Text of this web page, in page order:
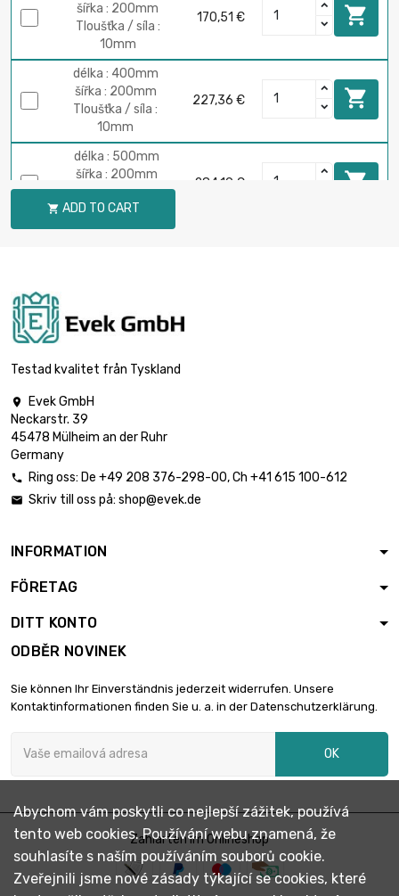
šířka : 200mm
Tloušťka / síla :
10mm
170,51 € 
délka : 400mm
šířka : 200mm
Tloušťka / síla :
10mm
227,36 € 
délka : 500mm
šířka : 200mm
Tloušťka / síla :
10mm
284,19 € 
délka : 700mm
10mm
délka : 800mm
šířka : 200mm
Tloušťka / síla :
 ADD TO CART
Testad kvalitet från Tyskland

Evek GmbH
Neckarstr. 39
45478 Mülheim an der Ruhr
Germany
 Ring oss: De +49 208 376-298-00, Ch +41 615 100-612
 Skriv till oss på: shop@evek.de
INFORMATION
FÖRETAG
DITT KONTO
ODBĚR NOVINEK
Sie können Ihr Einverständnis jederzeit widerrufen. Unsere
Kontaktinformationen finden Sie u. a. in der Datenschutzerklärung.
OK
Zahlarten im Onlineshop
Abychom vám poskytli co nejlepší zážitek, používá
tento web cookies. Používání webu znamená, že
souhlasíte s naším používáním souborů cookie.
Zveřejnili jsme nové zásady týkající se cookies, které